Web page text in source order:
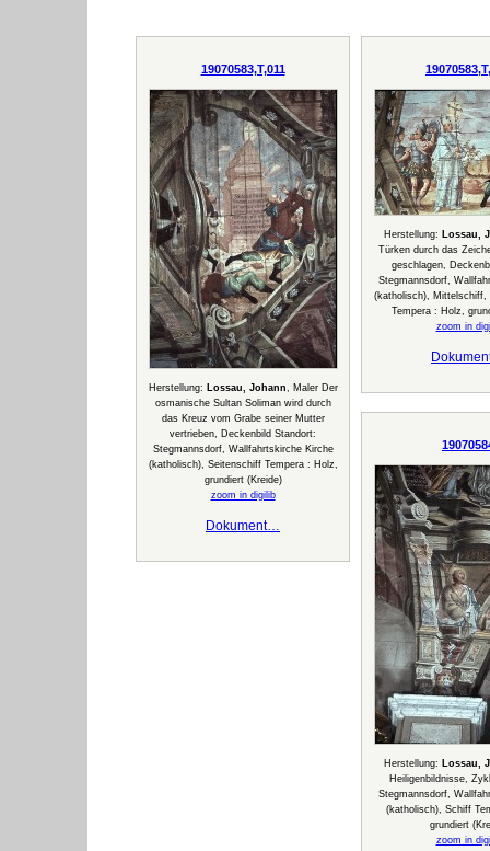
19070583,T,011
Herstellung: Lossau, Johann, Maler Der
osmanische Sultan Soliman wird durch
das Kreuz vom Grabe seiner Mutter
vertrieben, Deckenbild Standort:
Stegmannsdorf, Wallfahrtskirche Kirche
(katholisch), Seitenschiff Tempera : Holz,
grundiert (Kreide)
zoom in digilib
Dokument…
Herstellung: Lossau,
Türken durch das
geschlagen,
Stegmannsdorf,
(katholisch), Mittelschiff,
Tempera : Holz,
zoom in
Herstellung: Lossau,
Heiligenbildnisse,
Stegmannsdorf,
(katholisch), Schiff
grundiert
zoom in